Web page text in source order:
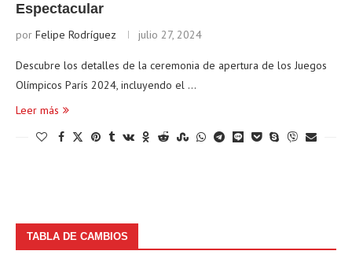
Espectacular
por Felipe Rodríguez julio 27, 2024
Descubre los detalles de la ceremonia de apertura de los Juegos
Olímpicos París 2024, incluyendo el …
Leer más
TABLA DE CAMBIOS